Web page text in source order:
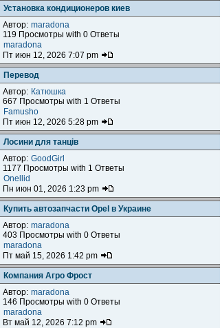
Установка кондиционеров киев
Автор: maradona
119 Просмотры with 0 Ответы
maradona
Пт июн 12, 2026 7:07 pm
Перевод
Автор: Катюшка
667 Просмотры with 1 Ответы
Famusho
Пт июн 12, 2026 5:28 pm
Лосини для танців
Автор: GoodGirl
1177 Просмотры with 1 Ответы
Onellid
Пн июн 01, 2026 1:23 pm
Купить автозапчасти Opel в Украине
Автор: maradona
403 Просмотры with 0 Ответы
maradona
Пт май 15, 2026 1:42 pm
Компания Агро Фрост
Автор: maradona
146 Просмотры with 0 Ответы
maradona
Вт май 12, 2026 7:12 pm